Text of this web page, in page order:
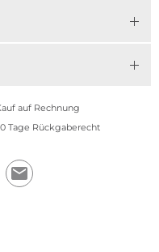
auf Rechnung
Tage Rückgaberecht